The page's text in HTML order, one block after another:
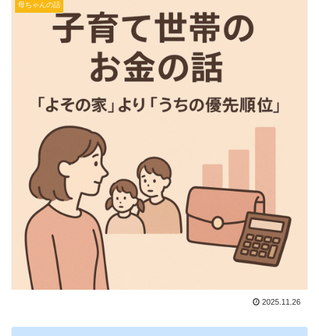
母ちゃんの話
2025.11.26